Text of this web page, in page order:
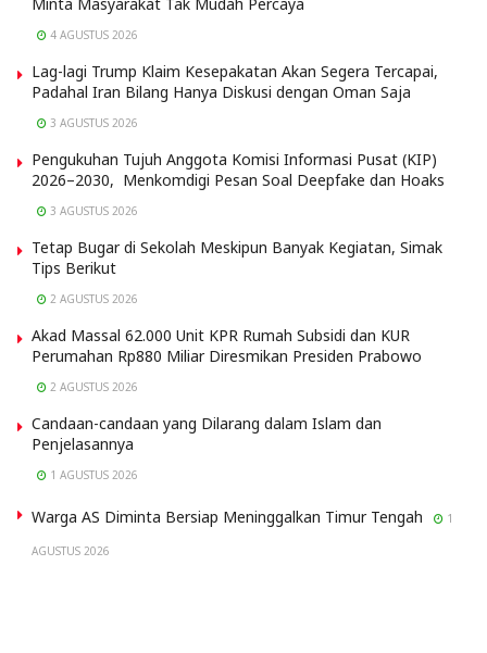
4 AGUSTUS 2026
Lag-lagi Trump Klaim Kesepakatan Akan Segera Tercapai,
Padahal Iran Bilang Hanya Diskusi dengan Oman Saja
3 AGUSTUS 2026
Pengukuhan Tujuh Anggota Komisi Informasi Pusat (KIP)
2026–2030, Menkomdigi Pesan Soal Deepfake dan Hoaks
3 AGUSTUS 2026
Tetap Bugar di Sekolah Meskipun Banyak Kegiatan, Simak
Tips Berikut
2 AGUSTUS 2026
Akad Massal 62.000 Unit KPR Rumah Subsidi dan KUR
Perumahan Rp880 Miliar Diresmikan Presiden Prabowo
2 AGUSTUS 2026
Candaan-candaan yang Dilarang dalam Islam dan
Penjelasannya
1 AGUSTUS 2026
Warga AS Diminta Bersiap Meninggalkan Timur Tengah 1
AGUSTUS 2026